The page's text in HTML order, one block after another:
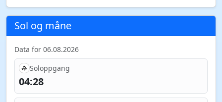
Sol og måne
Data for 06.08.2026
Soloppgang
04:28